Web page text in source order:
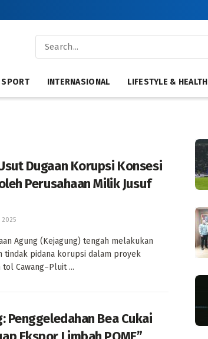
SPORT INTERNASIONAL LIFESTYLE & HEALTH
Dugaan Korupsi Konsesi
Perusahaan Milik Jusuf
Agung (Kejagung) tengah melakukan
tindak pidana korupsi dalam proyek
Cawang–Pluit ...
Penggeledahan Bea Cukai